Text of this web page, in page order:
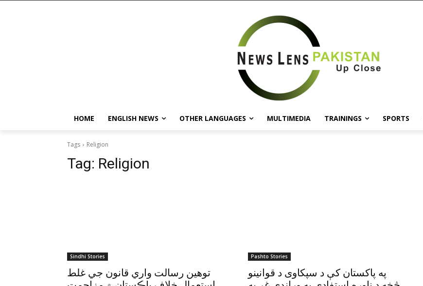
HOME ENGLISH NEWS OTHER LANGUAGES MULTIMEDIA TRAININGS SPORTS
Tags Religion
Tag: Religion
Sindhi Stories
توهين رسالت واري قانون جي غلط
Pashto Stories
په پاکستان کې د سپکاوی د قوانينو